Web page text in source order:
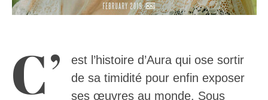
C’
est l’histoire d’Aura qui ose sortir
de sa timidité pour enfin exposer
ses œuvres au monde. Sous